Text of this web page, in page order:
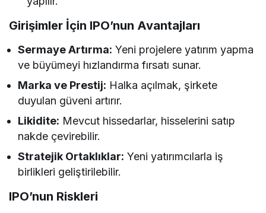
Girişimler İçin IPO’nun Avantajları
Sermaye Artırma: Yeni projelere yatırım yapma
ve büyümeyi hızlandırma fırsatı sunar.
Marka ve Prestij: Halka açılmak, şirkete
duyulan güveni artırır.
Likidite: Mevcut hissedarlar, hisselerini satıp
nakde çevirebilir.
Stratejik Ortaklıklar: Yeni yatırımcılarla iş
birlikleri geliştirilebilir.
IPO’nun Riskleri